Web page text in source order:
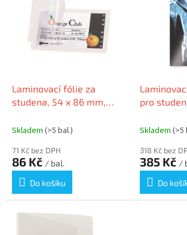
Laminovací fólie za
studena, 54 x 86 mm,
Skladem (>5 bal.)
71 Kč bez DPH
86 Kč / bal.
Do košíku
pro
823719
Skladem (>5
318 Kč bez
385 Kč /
Do